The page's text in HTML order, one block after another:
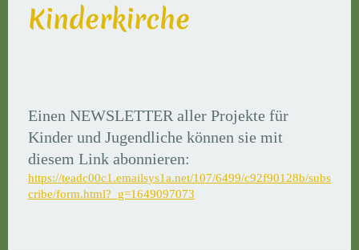
Kinderkirche
Einen NEWSLETTER aller Projekte für
Kinder und Jugendliche können sie mit
diesem Link abonnieren:
https://teadc00c1.emailsys1a.net/107/6499/c92f90128b/subs
cribe/form.html?_g=1649097073